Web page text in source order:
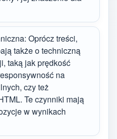
Oprócz treści,
także o techniczną
taką jak prędkość
na
czy też
Te czynniki mają
w wynikach